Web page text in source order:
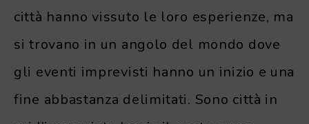
città hanno vissuto le loro esperienze, ma
si trovano in un angolo del mondo dove
gli eventi imprevisti hanno un inizio e una
fine abbastanza delimitati. Sono città in